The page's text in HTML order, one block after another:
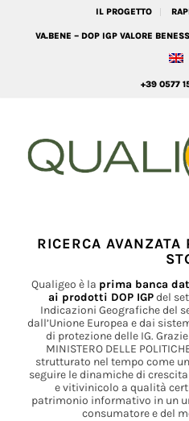
IL PROGETTO
VA.BENE – DOP IGP VALORE
+39 0577
RICERCA AVANZATA
Qualigeo è la prima banca
ai prodotti DOP IGPdel
Indicazioni Geografiche del
dall’Unione Europea e dai
di protezione delle IG.
MINISTERO DELLE
strutturato nel tempo come
seguire le dinamiche di
e vitivinicolo a qualità
patrimonio informativo in un
consumatore e del